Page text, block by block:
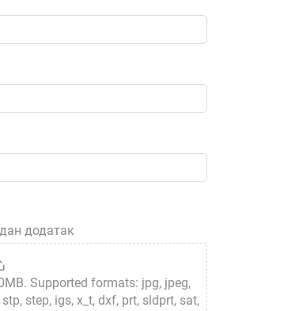
додатак
Supported formats: jpg, jpeg,
step, igs, x_t, dxf, prt, sldprt, sat,